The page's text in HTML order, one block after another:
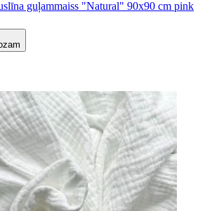
guļammaiss "Natural" 90x90 cm pink